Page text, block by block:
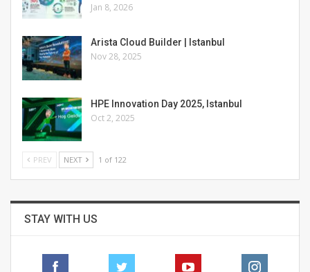
Jan 8, 2026
Arista Cloud Builder | Istanbul
Nov 28, 2025
HPE Innovation Day 2025, Istanbul
Oct 2, 2025
PREV NEXT 1 of 122
STAY WITH US